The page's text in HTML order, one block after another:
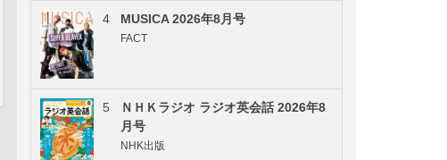
4 MUSICA 2026年8月号
FACT
5
ＮＨＫラジオ ラジオ英会話 2026年8
月号
NHK出版